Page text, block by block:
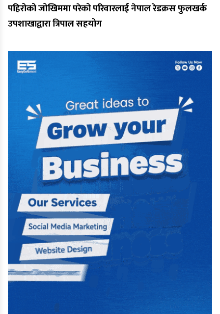
पहिरोको जोखिममा परेको परिवारलाई नेपाल रेडक्रस फुलखर्क
उपशाखाद्वारा त्रिपाल सहयोग